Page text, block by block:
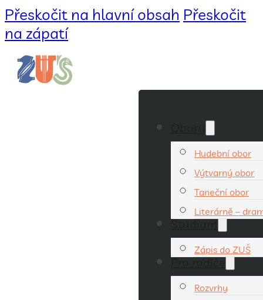
Přeskočit na hlavní obsah Přeskočit
na zápatí
Hudební obor
Výtvarný obor
Taneční obor
Literárně –
Studium
Zápis do ZUŠ
Pro rodiče
Rozvrhy